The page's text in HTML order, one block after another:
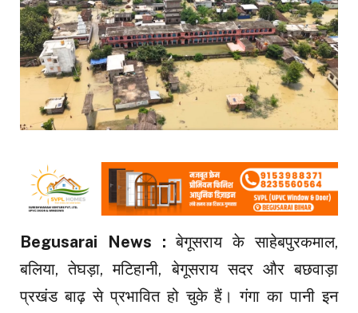
Begusarai News :बेगूसराय के साहेबपुरकमाल,
बलिया, तेघड़ा, मटिहानी, बेगूसराय सदर और बछवाड़ा
प्रखंड बाढ़ से प्रभावित हो चुके हैं। गंगा का पानी इन